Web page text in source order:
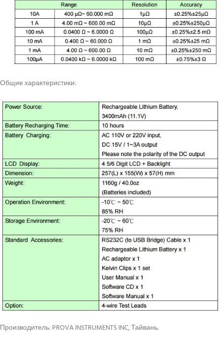
Общие характеристики:
Производитель: PROVA INSTRUMENTS INC, Тайвань.